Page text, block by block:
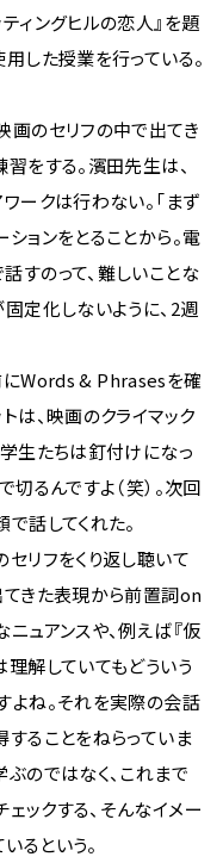
ィングヒルの恋人』を題
した授業を行っている。
画のセリフの中で出てき
をする。濱田先生は、
ークは行わない。「まず
ョンをとることから。電
すのって、難しいことな
定化しないように、2週
にWords & Phrasesを確
は、映画のクライマック
生たちは釘付けになっ
切るんですよ（笑）。次回
話してくれた。
リフをくり返し聴いて
てきた表現から前置詞on
ュアンスや、例えば『仮
解していてもどういう
よね。それを実際の会話
ることをねらっていま
のではなく、これまで
ックする、そんなイメー
るという。